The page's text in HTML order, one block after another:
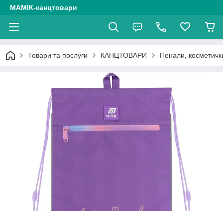
МАМІК-канцтовари
Товари та послуги КАНЦТОВАРИ Пенали,